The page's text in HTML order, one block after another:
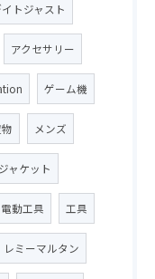
トジャスト
アクセサリー
ゲーム機
メンズ
ャケット
電動工具 工具
レミーマルタン